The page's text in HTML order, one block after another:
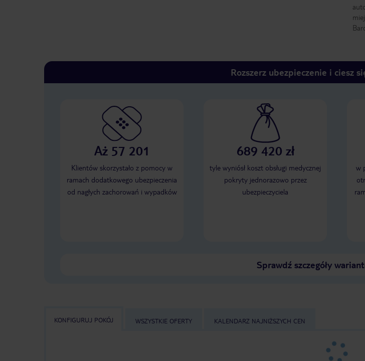
Rozszerz ubezpieczenie i ciesz
Aż 57 201
Klientów skorzystało z pomocy w
ramach dodatkowego ubezpieczenia
od nagłych zachorowań i wypadków
689 420 zł
tyle wyniósł koszt obsługi medycznej
pokryty jednorazowo przez
ubezpieczyciela
w
Sprawdź szczegóły
KONFIGURUJ POKÓJ WSZYSTKIE OFERTY KALENDARZ NAJNIŻSZYCH CEN